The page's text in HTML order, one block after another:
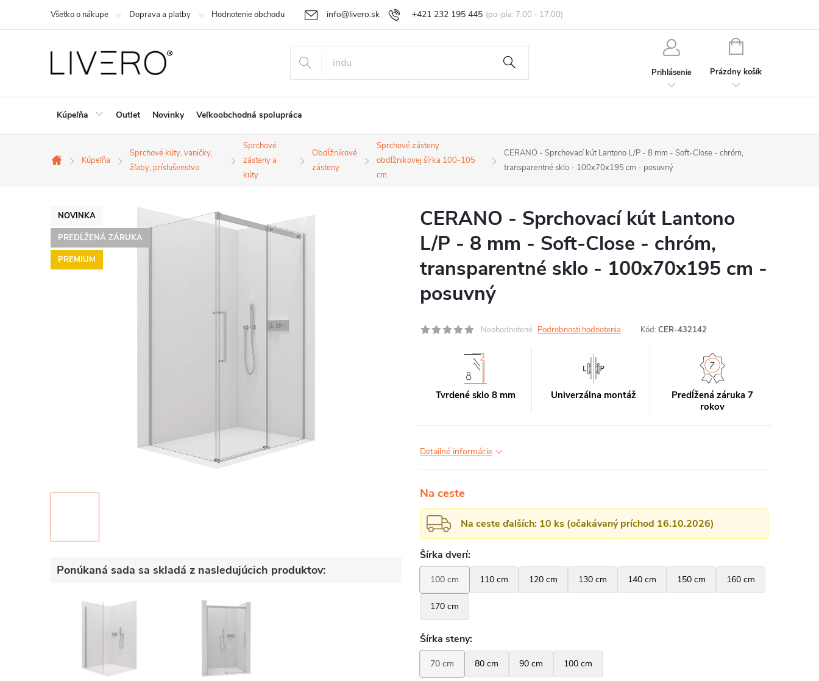
+421 232 195 445
info@livero.sk
Všetko o nákupe Doprava a platby Hodnotenie obchodu Vrátenie tovaru a reklamácia Obchodné podmienky Podmienky ochrany osobných údajov
Prihlásenie
NÁKUPNÝ
Prázdny košík
Kúpeľňa Outlet Novinky Veľkoobchodná spolupráca
Domov
Kúpeľňa
Sprchové kúty, vaničky,
žľaby, príslušenstvo
Sprchové
zásteny a
kúty
Obdĺžnikové
zásteny
Sprchové zásteny
obdĺžnikovej šírka 100-105
cm
CERANO - Sprchovací kút Lantono L/P - 8 mm - Soft-Close - chróm,
transparentné sklo - 100x70x195 cm - posuvný
NOVINKA
PREDĹŽENÁ ZÁRUKA
PREMIUM
Ponúkaná sada sa skladá z nasledujúcich produktov:
CERANO - Sprchovací kút Lantono
L/P - 8 mm - Soft-Close - chróm,
transparentné sklo - 100x70x195 cm -
posuvný
Neohodnotené Podrobnosti hodnotenia Kód: CER-432142
Tvrdené sklo 8 mm Univerzálna montáž
Predĺžená záruka 7
rokov
Detailné informácie
Na ceste
Na ceste ďalších: 10 ks (očakávaný príchod 16.10.2026)